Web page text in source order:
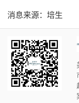
消息来源：培生